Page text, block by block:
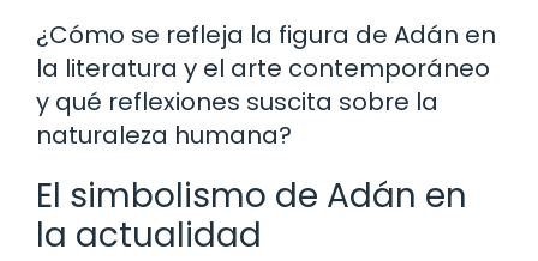
¿Cómo se refleja la figura de Adán en
la literatura y el arte contemporáneo
y qué reflexiones suscita sobre la
naturaleza humana?
El simbolismo de Adán en
la actualidad